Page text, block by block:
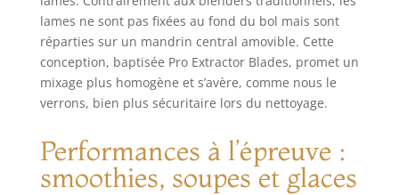
lames ne sont pas fixées au fond du bol mais sont
réparties sur un mandrin central amovible. Cette
conception, baptisée Pro Extractor Blades, promet un
mixage plus homogène et s’avère, comme nous le
verrons, bien plus sécuritaire lors du nettoyage.
Performances à l’épreuve :
smoothies, soupes et glaces